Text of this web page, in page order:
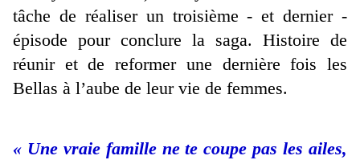
tâche de réaliser un troisième - et dernier -
épisode pour conclure la saga. Histoire de
réunir et de reformer une dernière fois les
Bellas à l’aube de leur vie de femmes.
« Une vraie famille ne te coupe pas les ailes,